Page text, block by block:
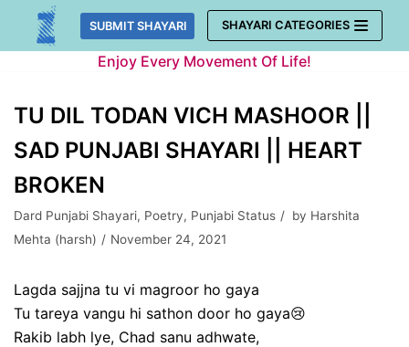
Skip
SUBMIT SHAYARI SHAYARI CATEGORIES
Enjoy Every Movement Of Life!
TU DIL TODAN VICH MASHOOR ||
SAD PUNJABI SHAYARI || HEART
BROKEN
Dard Punjabi Shayari, Poetry, Punjabi Status by Harshita
Mehta (harsh)
November 24, 2021
Lagda sajjna tu vi magroor ho gaya
Tu tareya vangu hi sathon door ho gaya😢
Rakib labh lye, Chad sanu adhwate,